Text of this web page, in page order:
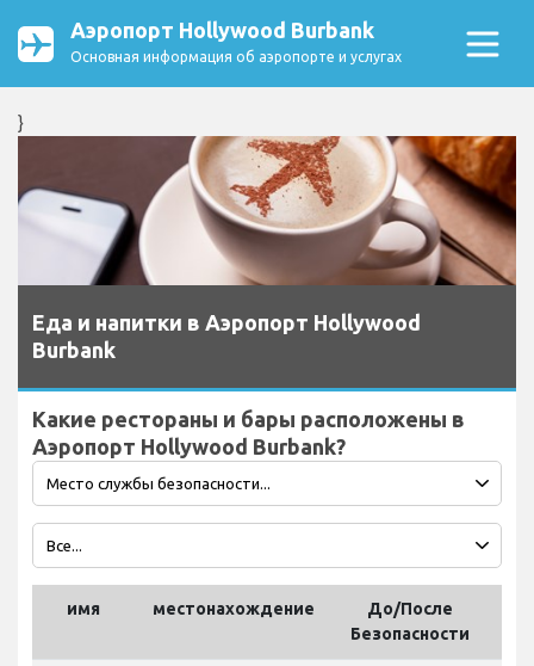
Аэропорт Hollywood Burbank
Основная информация об аэропорте и услугах
}
Еда и напитки в Аэропорт Hollywood
Burbank
Какие рестораны и бары расположены в
Аэропорт Hollywood Burbank?
имя местонахождение
До/После
Безопасности